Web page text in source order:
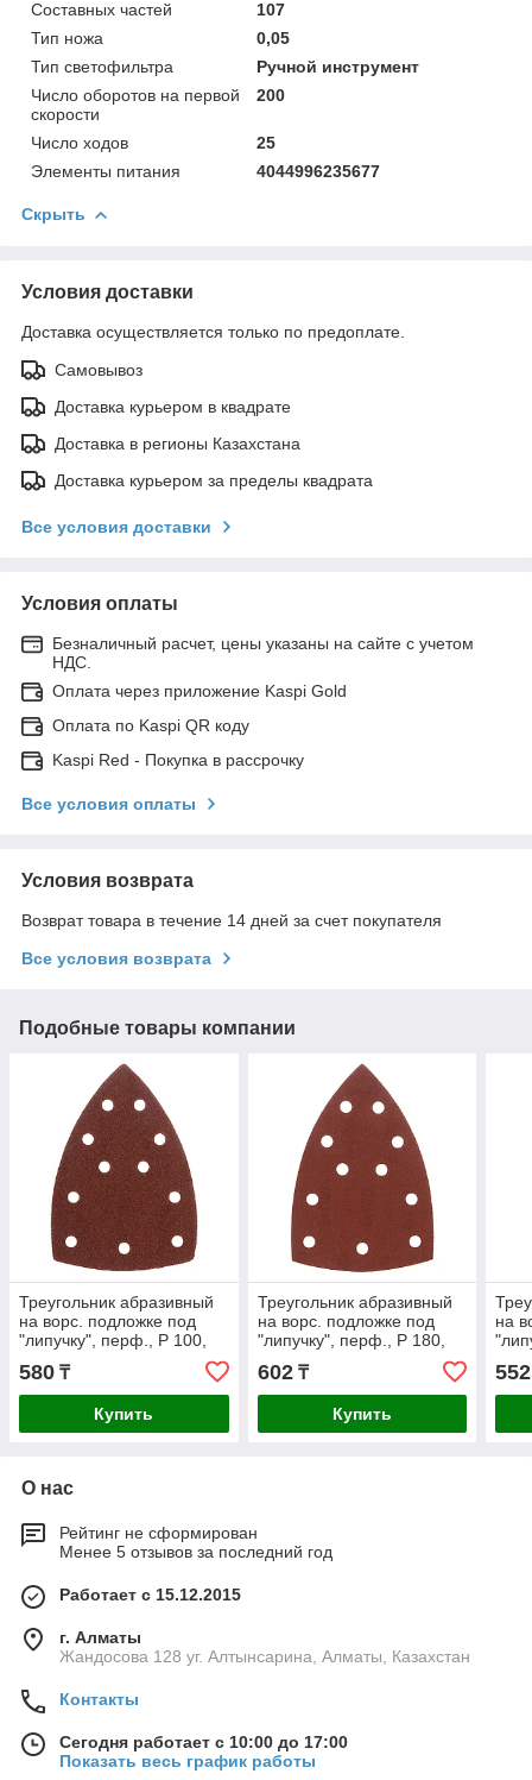
Составных частей
107
Тип ножа
0,05
Тип светофильтра
Ручной инструмент
Число оборотов на первой
скорости
200
Число ходов
25
Элементы питания
4044996235677
Скрыть
Условия доставки
Доставка осуществляется только по предоплате.
Самовывоз
Доставка курьером в квадрате
Доставка в регионы Казахстана
Доставка курьером за пределы квадрата
Все условия доставки
Условия оплаты
Безналичный расчет, цены указаны на сайте с учетом
НДС.
Оплата через приложение Kaspi Gold
Оплата по Kaspi QR коду
Kaspi Red - Покупка в рассрочку
Все условия оплаты
Условия возврата
Возврат товара в течение 14 дней за счет покупателя
Все условия возврата
Подобные товары компании
Треугольник абразивный
на ворc. подложке под
"липучку", перф., P 100,
150х150х100 мм, 5 шт.
Denzel
580 ₸
Купить
Треугольник абразивный
на ворc. подложке под
"липучку", перф., P 180,
150х150х100 мм, 5 шт.
Denzel
602₸
Купить
на
552
О нас
Рейтинг не сформирован
Менее 5 отзывов за последний год
Работает с 15.12.2015
г. Алматы
Жандосова 128 уг. Алтынсарина, Алматы, Казахстан
Контакты
Сегодня работает с 10:00 до 17:00
Показать весь график работы